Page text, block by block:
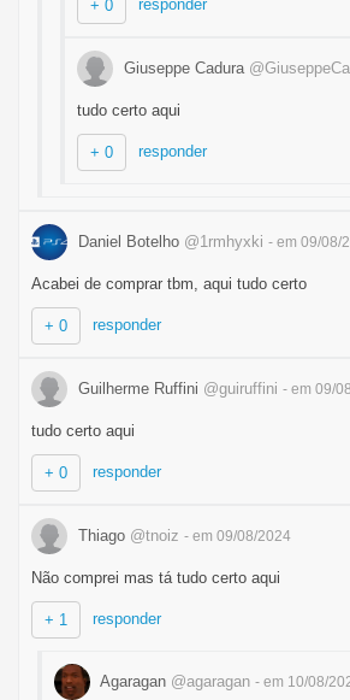
+ 0 responder
Giuseppe Cadura
tudo certo aqui
+ 0 responder
Daniel Botelho @1rmhyxki - em 09/08/
Acabei de comprar tbm, aqui tudo certo
+ 0 responder
Guilherme Ruffini @guiruffini - em 09/
tudo certo aqui
+ 0 responder
Thiago @tnoiz - em 09/08/2024
Não comprei mas tá tudo certo aqui
+ 1 responder
Agaragan @agaragan - em 10/08/